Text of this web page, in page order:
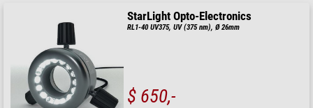
StarLight Opto-Electronics
RL1-40 UV375, UV (375 nm), Ø 26mm
$ 650,-